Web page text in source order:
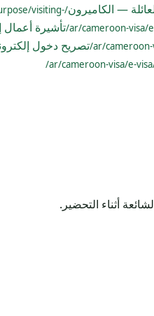
— الكاميرون visiting-
تأشيرة أعمال
تصريح دخول
أثناء التحضير.